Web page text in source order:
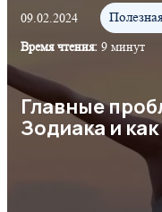
09.02.2024
Время чтения: 9 минут
Главные
Зодиака и